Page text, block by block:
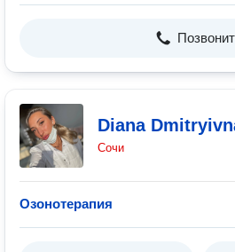
Diana
Сочи
Озонотерапия